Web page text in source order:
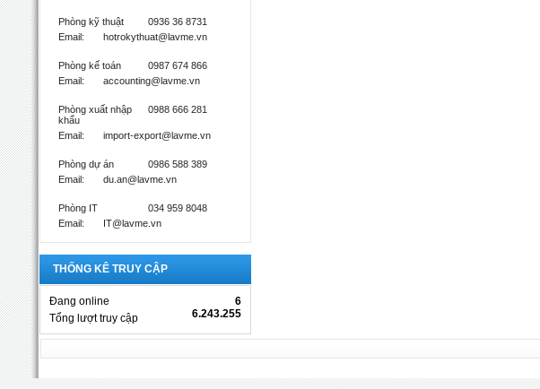
Phòng kỹ thuật
0936 36 8731
Email:
hotrokythuat@lavme.vn
Phòng kế toán
0987 674 866
Email:
accounting@lavme.vn
Phòng xuất nhập
khẩu
0988 666 281
Email: import-export@lavme.vn
Phòng dự án
0986 588 389
Email:
du.an@lavme.vn
Phòng IT
034 959 8048
Email:
IT@lavme.vn
THỐNG KÊ TRUY CẬP
Đang online
6
Tổng lượt truy cập
6.243.255